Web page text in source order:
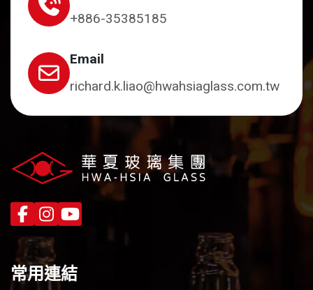
+886-35385185
Email
richard.k.liao@hwahsiaglass.com.tw
常用連結